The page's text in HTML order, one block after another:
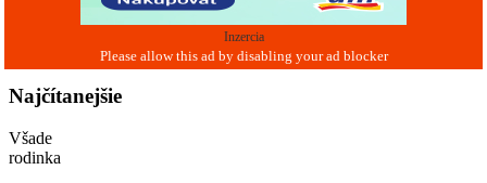
Inzercia
Najčítanejšie
Všade
rodinka